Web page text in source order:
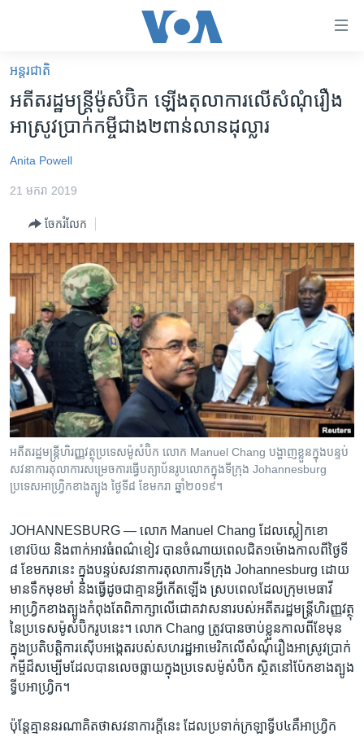
គេហទំព័រ​
ទាក់ទង
និង​
ទំព័រ​
ម្តង
រំលង​
ចូល​
ទៅ​
ទំព័រ​
រចនា
សម្ព័ន្ធ​
រំលង​
និង​
ចូល​
ទៅ​
កាន់​
ស្វែង​
កម្ពុជាច្នៃប្រតិដ្ឋ
ព្រឹត្តិការណ៍ព័ត៌មាន
ទូរទស្សន៍ / វីដេអូ​
វិទ្យុ / ផតខាសថ៍
កម្មវិធីទាំងអស់
Khmer English
បណ្តាញ​សង្គម
អន្តរជាតិ
អតីត​រដ្ឋមន្ត្រី​ម៉ូសំប៊ិក​ ​ឡើង​តុលាការ​លើ​សំណុំ​រឿង
អាស្រូវ​ប្រាក់កម្ចី​ជាង​២​ពាន់​លាន​ដុល្លារ
Anita Powell
21 មករា 2019
ចែករំលែក
អតីត​រដ្ឋមន្ត្រី​ហិរញ្ញវត្ថុ​​ប្រទេស​​ម៉ូសំប៊ិក​​ លោក Manuel Chang បង្ហាញ​ខ្លួនក្នុង​បន្ទប់​
សវនាការ​តុលាការ​សម្រេច​ការ​ធ្វើបត្យាប័ន​​រូបលោក​ក្នុងទីក្រុង Johannesburg​
ប្រទេស​អាហ្វ្រិក​ខាងត្បូង​ ថ្ងៃទី៨​ ខែមករា​ ឆ្នាំ​២០១៩។
JOHANNESBURG — លោក​ Manuel Chang ដែល​ស្លៀក​ខោ​
ខោវប៊យ​ និង​ពាក់​អាវធំ​ពណ៌ខៀវ​ បាន​ចំណាយ​ពេល​ជិត​១ម៉ោង​កាល​ពី​ថ្ងៃ​ទី​
៨ ខែ​មករា​នេះ ក្នុង​បន្ទប់​សវនាការ​តុលាការ​ទីក្រុង Johannesburg ដោយ​
មានទឹកមុខ​មាំ ​និង​ធ្វើដូចជា​គ្មាន​អ្វី​កើត​ឡើង ស្រប​ពេល​ដែល​ក្រុម​មេធាវី​
អាហ្វ្រិក​ខាងត្បូង​កំពុងតែ​ពិភាក្សា​លើ​ជោគវាសនា​របស់​អតីត​រដ្ឋមន្ត្រី​ហិរញ្ញវត្ថុ​
នៃ​ប្រទេស​ម៉ូសំប៊ិក​រូប​នេះ។ លោក​ Chang ត្រូវ​បាន​ចាប់​ខ្លួន​កាល​ពី​ខែ​មុន​
ក្នុង​ប្រតិបត្តិការស៊ើប​អង្កេត​របស់​សហរដ្ឋ​អាមេរិក​លើ​សំណុំ​រឿងអាស្រូវ​ប្រាក់​
កម្ចី​ដ៏​សម្បើម​ដែល​បាន​លេច​ធ្លាយ​ក្នុង​ប្រទេស​ម៉ូសំប៊ិក ​ស្ថិត​នៅ​ប៉ែក​ខាង​ត្បូង​
ទ្វីប​អាហ្រ្វិក។
ប៉ុន្តែ​គ្មាន​នរណា​គិត​ថា​សវនាការ​ក្ដី​នេះ​ ដែល​ប្រទាក់ក្រឡា​ទ្វីប​៤​គឺ​អាហ្រ្វិក​